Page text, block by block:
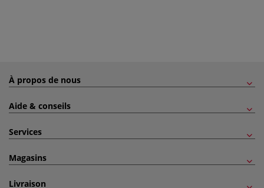
À propos de nous
Aide & conseils
Services
Magasins
Livraison